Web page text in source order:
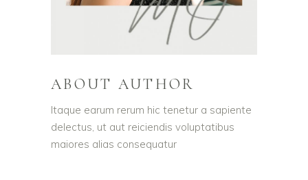
ABOUT AUTHOR
Itaque earum rerum hic tenetur a sapiente
delectus, ut aut reiciendis voluptatibus
maiores alias consequatur